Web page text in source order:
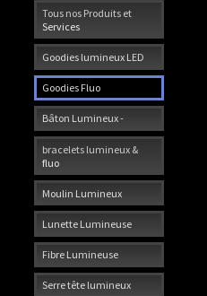
Tous nos Produits et
Services
Goodies lumineux LED
Goodies Fluo
Bâton Lumineux -
bracelets lumineux &
fluo
Moulin Lumineux
Lunette Lumineuse
Fibre Lumineuse
Serre tête lumineux